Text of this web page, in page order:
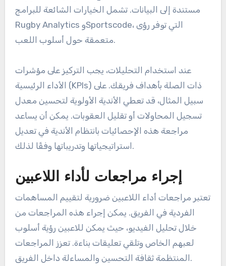
مستندة إلى البيانات. تشمل الخيارات الشائعة للبرامج
Rugby Analytics وSportscode، التي توفر رؤى
متعمقة حول أسلوب اللعب.
عند استخدام التحليلات، يجب التركيز على مؤشرات
الأداء الرئيسية (KPIs) ذات الصلة بأهداف فريقك. على
سبيل المثال، قد تعطي الأندية الأولوية لتحسين معدل
تسجيل المحاولات أو تقليل العقوبات. يمكن أن يساعد
مراجعة هذه الإحصائيات بانتظام الأندية في تعديل
استراتيجياتها وتدريباتها وفقًا لذلك.
إجراء مراجعات لأداء اللاعبين
تعتبر مراجعات أداء اللاعبين ضرورية لتقييم المساهمات
الفردية في الفريق. يمكن إجراء هذه المراجعات من
خلال تحليل الفيديو، حيث يمكن للاعبين رؤية أسلوب
لعبهم الخاص وتلقي تعليقات بناءة. تعزز المراجعات
المنتظمة ثقافة التحسين والمساءلة داخل الفريق.